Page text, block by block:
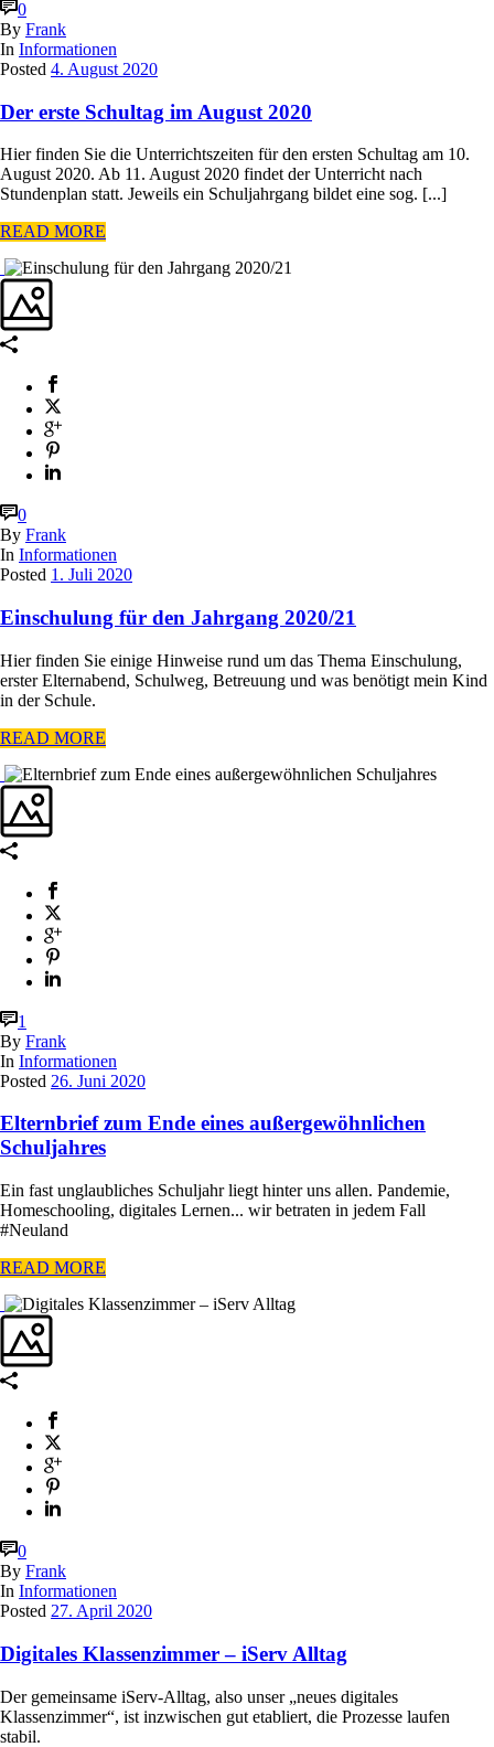
0
By Frank
In Informationen
Posted 4. August 2020
Der erste Schultag im August 2020
Hier finden Sie die Unterrichtszeiten für den ersten Schultag am 10.
August 2020. Ab 11. August 2020 findet der Unterricht nach
Stundenplan statt. Jeweils ein Schuljahrgang bildet eine sog. [...]
READ MORE
0
By Frank
In Informationen
Posted 1. Juli 2020
Einschulung für den Jahrgang 2020/21
Hier finden Sie einige Hinweise rund um das Thema Einschulung,
erster Elternabend, Schulweg, Betreuung und was benötigt mein Kind
in der Schule.
READ MORE
1
By Frank
In Informationen
Posted 26. Juni 2020
Elternbrief zum Ende eines außergewöhnlichen
Schuljahres
Ein fast unglaubliches Schuljahr liegt hinter uns allen. Pandemie,
Homeschooling, digitales Lernen... wir betraten in jedem Fall
#Neuland
READ MORE
0
By Frank
In Informationen
Posted 27. April 2020
Digitales Klassenzimmer – iServ Alltag
Der gemeinsame iServ-Alltag, also unser „neues digitales
Klassenzimmer“, ist inzwischen gut etabliert, die Prozesse laufen
stabil.